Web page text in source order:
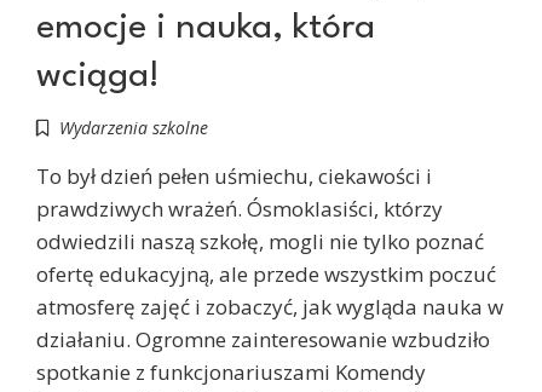
emocje i nauka, która
wciąga!
Wydarzenia szkolne
To był dzień pełen uśmiechu, ciekawości i
prawdziwych wrażeń. Ósmoklasiści, którzy
odwiedzili naszą szkołę, mogli nie tylko poznać
ofertę edukacyjną, ale przede wszystkim poczuć
atmosferę zajęć i zobaczyć, jak wygląda nauka w
działaniu. Ogromne zainteresowanie wzbudziło
spotkanie z funkcjonariuszami Komendy